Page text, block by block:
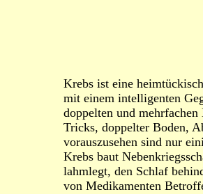
Krebs ist eine
mit einem intelligenten
doppelten und
Tricks, doppelter Boden,
vorauszusehen sind nur
Krebs baut
lahmlegt, den Schlaf
von Medikamenten